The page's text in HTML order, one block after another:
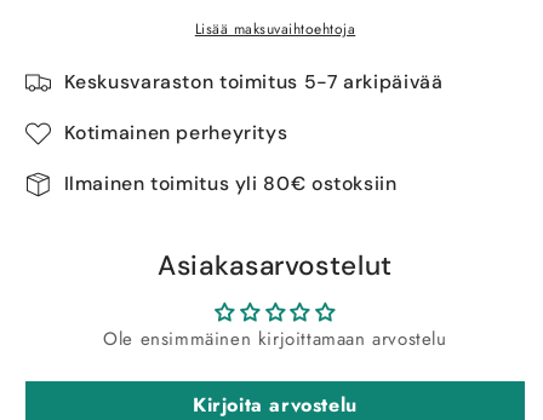
Lisää maksuvaihtoehtoja
Keskusvaraston toimitus 5-7 arkipäivää
Kotimainen perheyritys
Ilmainen toimitus yli 80€ ostoksiin
Asiakasarvostelut
Ole ensimmäinen kirjoittamaan arvostelu
Kirjoita arvostelu